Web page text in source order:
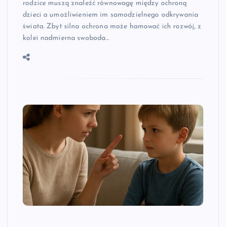
rodzice muszą znaleźć równowagę między ochroną
dzieci a umożliwieniem im samodzielnego odkrywania
świata. Zbyt silna ochrona może hamować ich rozwój, z
kolei nadmierna swoboda…